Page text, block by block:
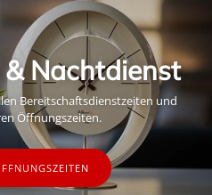
Nachtdienst
Bereitschaftsdienstzeiten und
Öffnungszeiten.